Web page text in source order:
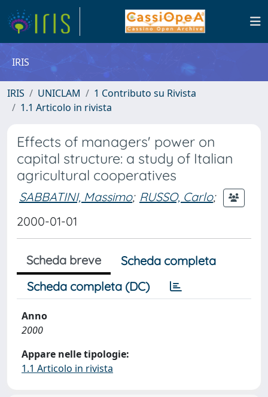
IRIS
IRIS UNICLAM
1 Contributo su Rivista
1.1 Articolo in rivista
Effects of managers' power on
capital structure: a study of Italian
agricultural cooperatives
SABBATINI, Massimo; RUSSO, Carlo;
2000-01-01
Scheda breve
Scheda completa
Scheda completa (DC)
Anno
2000
Appare nelle tipologie:
1.1 Articolo in rivista